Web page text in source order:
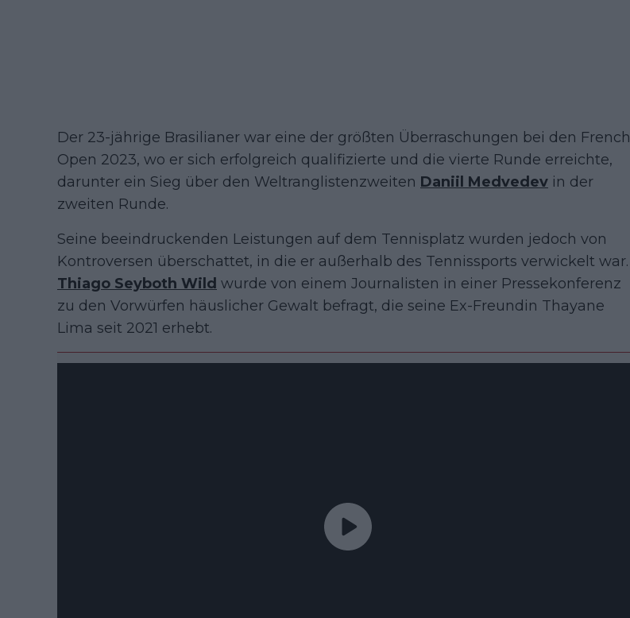
Der 23-jährige Brasilianer war eine der größten Überraschungen bei den French
Open 2023, wo er sich erfolgreich qualifizierte und die vierte Runde erreichte,
darunter ein Sieg über den Weltranglistenzweiten Daniil Medvedev in der
zweiten Runde.
Seine beeindruckenden Leistungen auf dem Tennisplatz wurden jedoch von
Kontroversen überschattet, in die er außerhalb des Tennissports verwickelt war.
Thiago Seyboth Wild wurde von einem Journalisten in einer Pressekonferenz
zu den Vorwürfen häuslicher Gewalt befragt, die seine Ex-Freundin Thayane
Lima seit 2021 erhebt.